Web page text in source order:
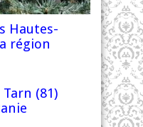
Hautes-
région
(81)